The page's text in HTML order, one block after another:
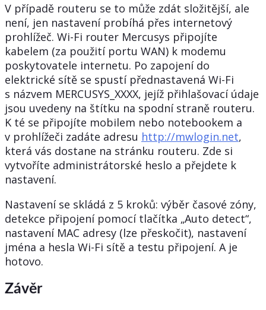
V případě routeru se to může zdát složitější, ale
není, jen nastavení probíhá přes internetový
prohlížeč. Wi-Fi router Mercusys připojíte
kabelem (za použití portu WAN) k modemu
poskytovatele internetu. Po zapojení do
elektrické sítě se spustí přednastavená Wi-Fi
s názvem MERCUSYS_XXXX, jejíž přihlašovací údaje
jsou uvedeny na štítku na spodní straně routeru.
K té se připojíte mobilem nebo notebookem a
v prohlížeči zadáte adresu http://mwlogin.net,
která vás dostane na stránku routeru. Zde si
vytvoříte administrátorské heslo a přejdete k
nastavení.
Nastavení se skládá z 5 kroků: výběr časové zóny,
detekce připojení pomocí tlačítka „Auto detect“,
nastavení MAC adresy (lze přeskočit), nastavení
jména a hesla Wi-Fi sítě a testu připojení. A je
hotovo.
Závěr